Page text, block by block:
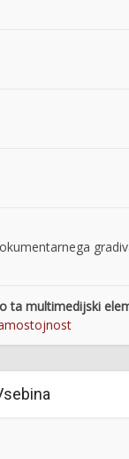
ta multimedijski